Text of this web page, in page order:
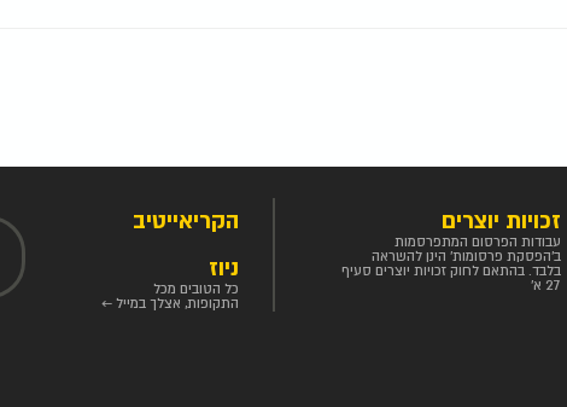
זכויות יוצרים
עבודות הפרסום המתפרסמות
ב'הפסקת פרסומות' הינן להשראה
בלבד. בהתאם לחוק זכויות יוצרים סעיף
27 א'
הקריאייטיב
ניוז
כל הטובים מכל
התקופות, אצלך במייל ←